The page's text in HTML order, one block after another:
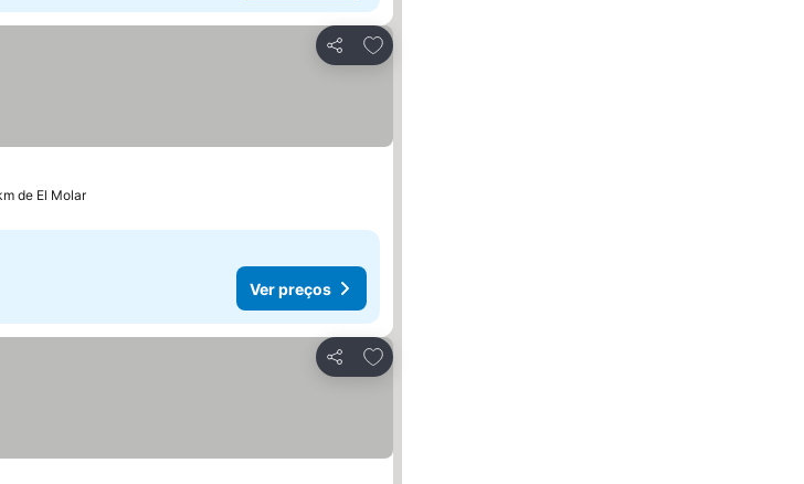
Partilhar
Adicionar aos favoritos
de El Molar
Ver preços
Partilhar
Adicionar aos favoritos